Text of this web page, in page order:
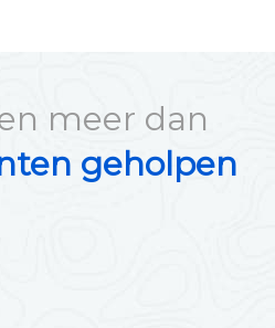
meer dan
geholpen